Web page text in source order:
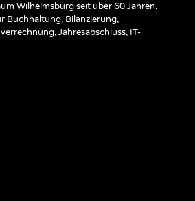
Wilhelmsburg seit über 60 Jahren.
Buchhaltung, Bilanzierung,
Jahresabschluss, IT-